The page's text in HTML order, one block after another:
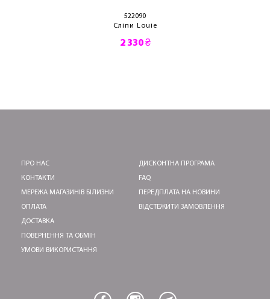
522090
Сліпи Louie
2 330 ₴
ПРО НАС
КОНТАКТИ
МЕРЕЖА МАГАЗИНІВ БІЛИЗНИ
ОПЛАТА
ДОСТАВКА
ПОВЕРНЕННЯ ТА ОБМІН
УМОВИ ВИКОРИСТАННЯ
ДИСКОНТНА ПРОГРАМА
FAQ
ПЕРЕДПЛАТА НА НОВИНИ
ВІДСТЕЖИТИ ЗАМОВЛЕННЯ